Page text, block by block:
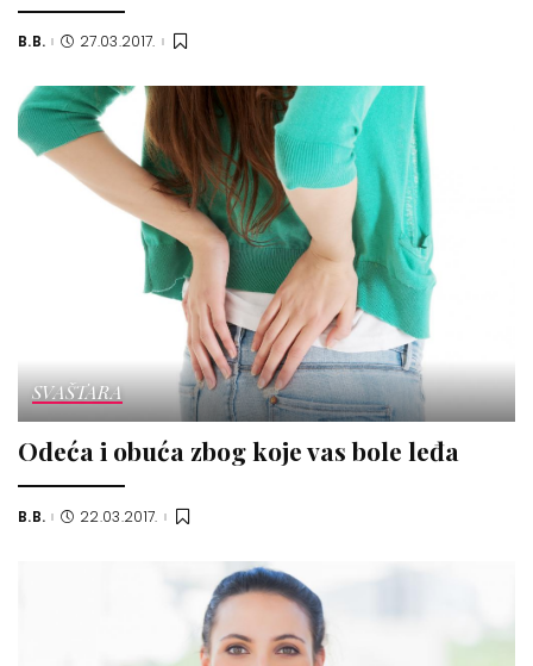
Posted
B.B. 27.03.2017.
SVAŠTARA
Odeća i obuća zbog koje vas bole leđa
Posted
B.B. 22.03.2017.